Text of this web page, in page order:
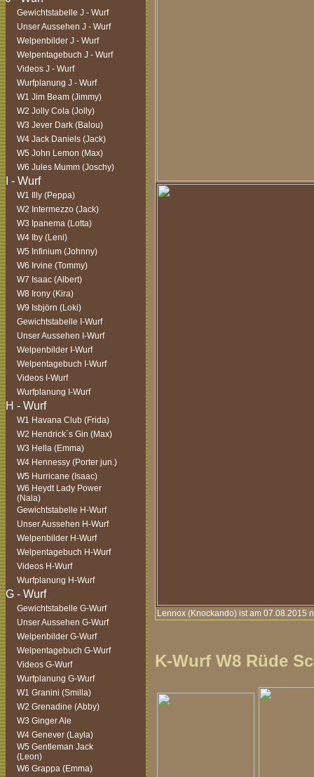
Gewichtstabelle J - Wurf
Unser Aussehen J - Wurf
Welpenbilder J - Wurf
Welpentagebuch J - Wurf
Videos J - Wurf
Wurfplanung J - Wurf
W1 Jim Beam (Jimmy)
W2 Jolly Cola (Jolly)
W3 Jever Dark (Balou)
W4 Jack Daniels (Jack)
W5 John Lemon (Max)
W6 Jules Mumm (Joschy)
W1 Illy (Peppa)
W2 Intermezzo (Jack)
W3 Ipanema (Lotta)
W4 Iby (Leni)
W5 Infinium (Johnny)
W6 Irvine (Tommy)
W7 Isaac (Albert)
W8 Irony (Kira)
W9 Isbjörn (Loki)
Gewichtstabelle I-Wurf
Unser Aussehen I-Wurf
Welpenbilder I-Wurf
Welpentagebuch I-Wurf
Videos I-Wurf
Wurfplanung I-Wurf
W1 Havana Club (Frida)
W2 Hendrick´s Gin (Max)
W3 Hella (Emma)
W4 Hennessy (Porter jun.)
W5 Hurricane (Isaac)
W6 Heydt Lady Power
(Nala)
Gewichtstabelle H-Wurf
Unser Aussehen H-Wurf
Welpenbilder H-Wurf
Welpentagebuch H-Wurf
Videos H-Wurf
Wurfplanung H-Wurf
Gewichtstabelle G-Wurf
Unser Aussehen G-Wurf
Welpenbilder G-Wurf
Welpentagebuch G-Wurf
Videos G-Wurf
Wurfplanung G-Wurf
W1 Granini (Smilla)
W2 Grenadine (Abby)
W3 Ginger Ale
W4 Genever (Layla)
W5 Gentleman Jack
(Leon)
W6 Grappa (Emma)
Lennox (Knockando) ist am 07.08.2015
K-Wurf W8 Rüde